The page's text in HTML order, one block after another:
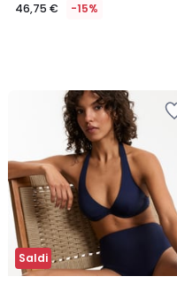
46,75 € -15%
Saldi